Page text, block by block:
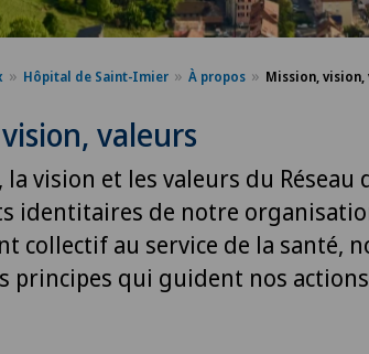
Hôpital de Saint-Imier À propos Mission, vision,
valeurs
la vision et les valeurs du Réseau
identitaires de notre
collectif au service de la santé,
principes qui guident nos